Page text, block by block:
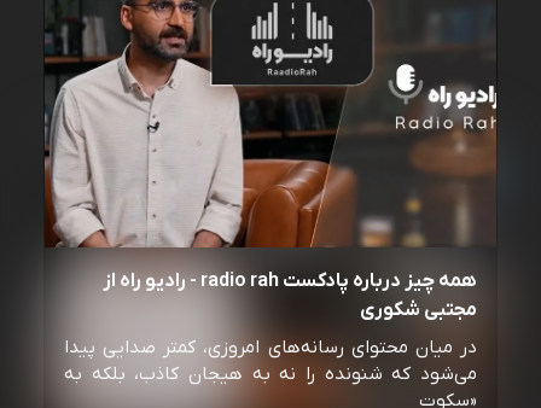
همه چیز درباره پادکست radio rah - رادیو راه از
مجتبی شکوری
در میان محتوای رسانه‌های امروزی، کمتر صدایی پیدا
می‌شود که شنونده را نه به هیجان کاذب، بلکه به
«سکوت